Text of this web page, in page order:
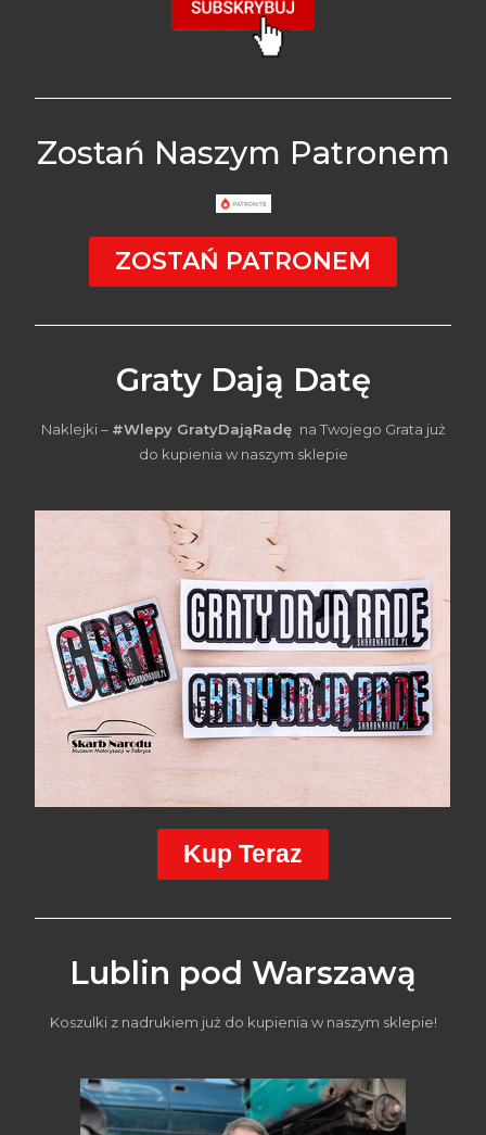
Zostań Naszym Patronem
ZOSTAŃ PATRONEM
Graty Dają Datę
Naklejki – #Wlepy GratyDająRadę na Twojego Grata już
do kupienia w naszym sklepie
Kup Teraz
Lublin pod Warszawą
Koszulki z nadrukiem już do kupienia w naszym sklepie!